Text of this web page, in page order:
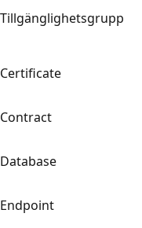
Tillgänglighetsgrupp
Certificate
Contract
Database
Endpoint